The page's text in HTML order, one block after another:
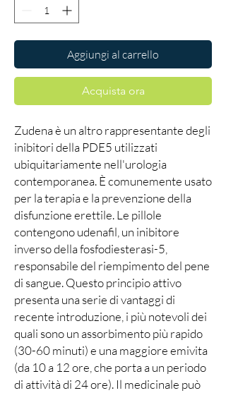
Aggiungi al carrello
Acquista ora
Zudena è un altro rappresentante degli
inibitori della PDE5 utilizzati
ubiquitariamente nell'urologia
contemporanea. È comunemente usato
per la terapia e la prevenzione della
disfunzione erettile. Le pillole
contengono udenafil, un inibitore
inverso della fosfodiesterasi-5,
responsabile del riempimento del pene
di sangue. Questo principio attivo
presenta una serie di vantaggi di
recente introduzione, i più notevoli dei
quali sono un assorbimento più rapido
(30-60 minuti) e una maggiore emivita
(da 10 a 12 ore, che porta a un periodo
di attività di 24 ore). Il medicinale può